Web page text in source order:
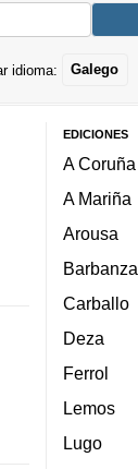
idioma: Galego
EDICIONES
A Coruña
A Mariña
Arousa
Barbanza
Carballo
Deza
Ferrol
Lemos
Lugo